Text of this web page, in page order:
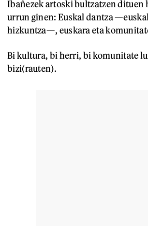
Ibañezek artoski bultzatzen dituen
urrun ginen: Euskal dantza
hizkuntza—, euskara eta
Bi kultura, bi herri, bi komunitate
bizi(rauten).